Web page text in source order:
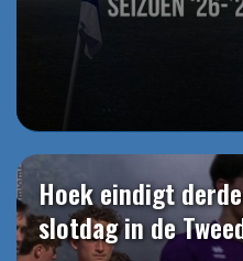
Hoek eindigt
slotdag in de